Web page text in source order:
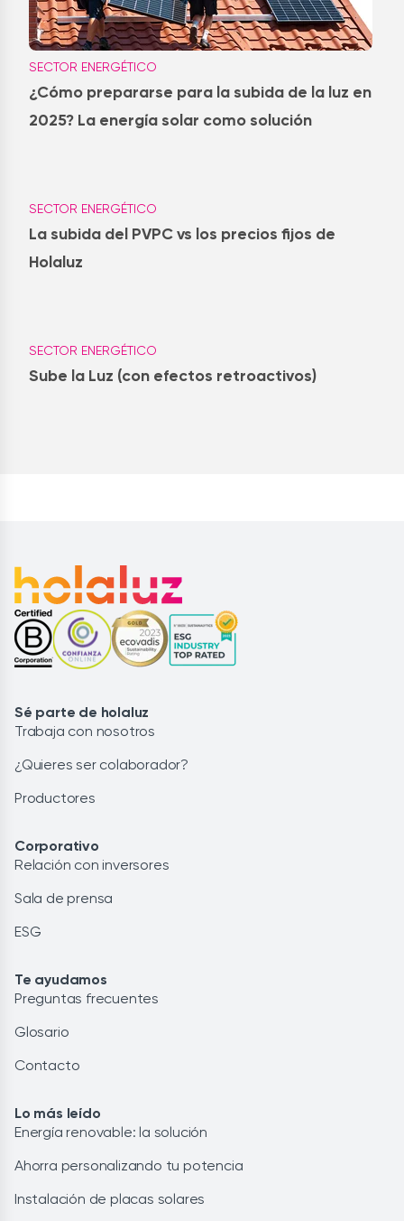
SECTOR ENERGÉTICO
¿Cómo prepararse para la subida de la luz en
2025? La energía solar como solución
SECTOR ENERGÉTICO
La subida del PVPC vs los precios fijos de
Holaluz
SECTOR ENERGÉTICO
Sube la Luz (con efectos retroactivos)
Sé parte de holaluz
Trabaja con nosotros
¿Quieres ser colaborador?
Productores
Corporativo
Relación con inversores
Sala de prensa
ESG
Te ayudamos
Preguntas frecuentes
Glosario
Contacto
Lo más leído
Energía renovable: la solución
Ahorra personalizando tu potencia
Instalación de placas solares